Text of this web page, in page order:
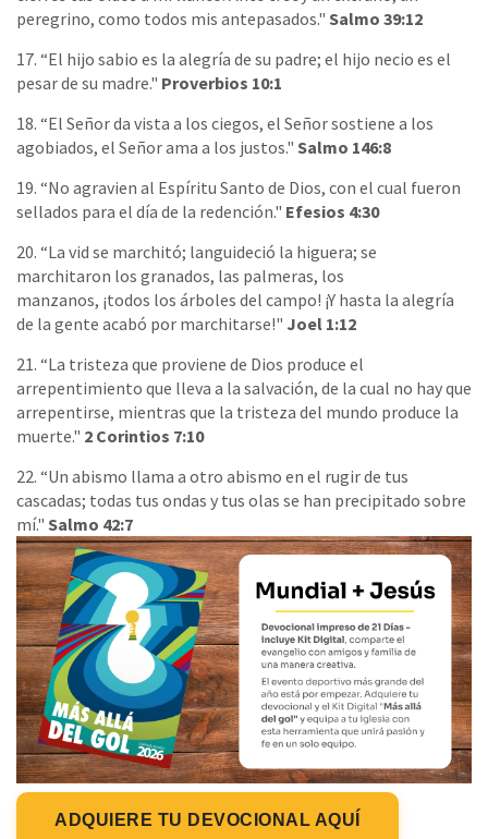
peregrino, como todos mis antepasados." Salmo 39:12
17. “El hijo sabio es la alegría de su padre; el hijo necio es el
pesar de su madre." Proverbios 10:1
18. “El Señor da vista a los ciegos, el Señor sostiene a los
agobiados, el Señor ama a los justos." Salmo 146:8
19. “No agravien al Espíritu Santo de Dios, con el cual fueron
sellados para el día de la redención." Efesios 4:30
20. “La vid se marchitó; languideció la higuera; se
marchitaron los granados, las palmeras, los
manzanos, ¡todos los árboles del campo! ¡Y hasta la alegría
de la gente acabó por marchitarse!" Joel 1:12
21. “La tristeza que proviene de Dios produce el
arrepentimiento que lleva a la salvación, de la cual no hay que
arrepentirse, mientras que la tristeza del mundo produce la
muerte." 2 Corintios 7:10
22. “Un abismo llama a otro abismo en el rugir de tus
cascadas; todas tus ondas y tus olas se han precipitado sobre
mí." Salmo 42:7
ADQUIERE TU DEVOCIONAL AQUÍ